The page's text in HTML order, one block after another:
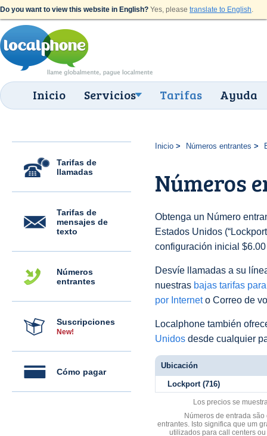
Do you want to view this website in English? Yes, please translate to English.
Inicio Servicios Tarifas Ayuda
Tarifas de
llamadas
Tarifas de
mensajes de
texto
Números
entrantes
Suscripciones
New!
Cómo pagar
Inicio Números entrantes
Números
Obtenga un Número
Estados Unidos
configuración inicial
Desvíe llamadas a su
nuestras bajas tarifas
por Interneto Correo de
Localphone también
Unidos desde cualquier
Ubicación
Lockport (716)
Los precios se
Números de entrada
entrantes. Isto significa que um
utilizados para call centers